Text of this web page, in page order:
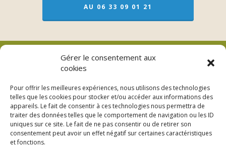
Gérer le consentement aux
cookies
Pour offrir les meilleures expériences, nous utilisons des technologies
telles que les cookies pour stocker et/ou accéder aux informations des
appareils. Le fait de consentir à ces technologies nous permettra de
traiter des données telles que le comportement de navigation ou les ID
uniques sur ce site. Le fait de ne pas consentir ou de retirer son
consentement peut avoir un effet négatif sur certaines caractéristiques
et fonctions.
AU 06 33 09 01 21
L’adresse pour les soins sur rendez-vous
3bis Rue de Lorraine – 53200 Fromentières
06 33 09 01 21